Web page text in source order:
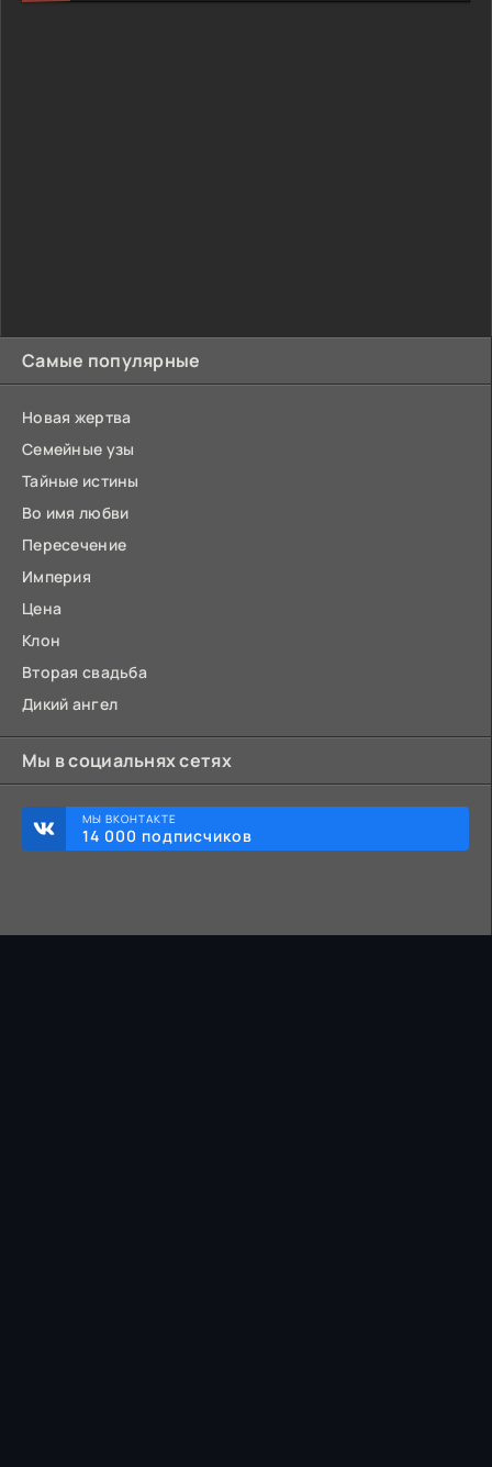
Самые популярные
Новая жертва
Семейные узы
Тайные истины
Во имя любви
Пересечение
Империя
Цена
Клон
Вторая свадьба
Дикий ангел
Мы в социальнях сетях
МЫ ВКОНТАКТЕ
14 000 подписчиков